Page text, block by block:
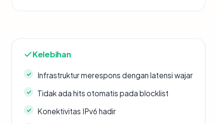
Kelebihan
Infrastruktur merespons dengan latensi wajar
Tidak ada hits otomatis pada blocklist
Konektivitas IPv6 hadir